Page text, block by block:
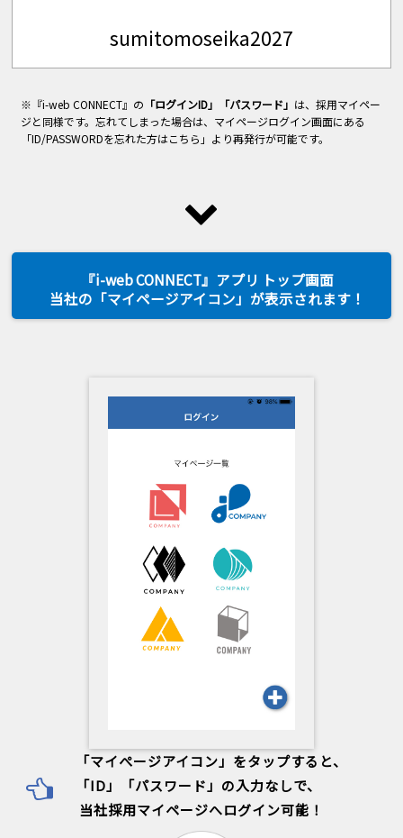
sumitomoseika2027
※『i-web CONNECT』の 「ログインID」「パスワード」 は、採用マイペー
ジと同様です。忘れてしまった場合は、マイページログイン画面にある
「ID/PASSWORDを忘れた方はこちら」より再発行が可能です。
『i-web CONNECT』アプリ トップ画面
当社の「マイページアイコン」が表示されます！
「マイぺージアイコン」をタップすると、
「ID」「パスワード」の入力なしで、
当社採用マイページへログイン可能！